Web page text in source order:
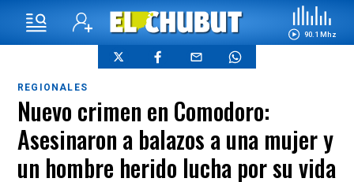
90.1 Mhz
REGIONALES
Nuevo crimen en Comodoro:
Asesinaron a balazos a una mujer y
un hombre herido lucha por su vida